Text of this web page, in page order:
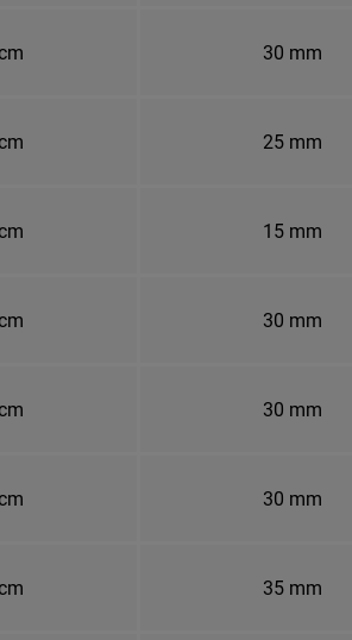
30 mm
25 mm
15 mm
30 mm
30 mm
30 mm
35 mm